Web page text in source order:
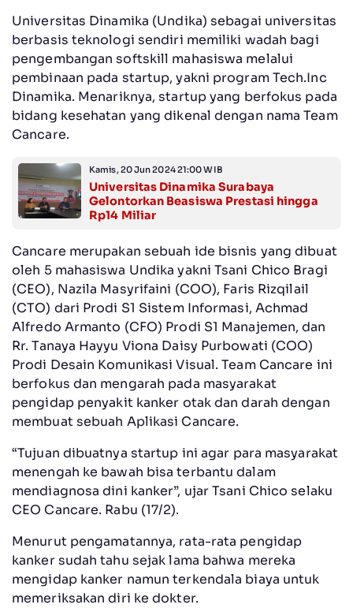
Universitas Dinamika (Undika) sebagai universitas
berbasis teknologi sendiri memiliki wadah bagi
pengembangan softskill mahasiswa melalui
pembinaan pada startup, yakni program Tech.Inc
Dinamika. Menariknya, startup yang berfokus pada
bidang kesehatan yang dikenal dengan nama Team
Cancare.
Kamis, 20 Jun 2024 21:00 WIB
Universitas Dinamika Surabaya
Gelontorkan Beasiswa Prestasi hingga
Rp14 Miliar
Cancare merupakan sebuah ide bisnis yang dibuat
oleh 5 mahasiswa Undika yakni Tsani Chico Bragi
(CEO), Nazila Masyrifaini (COO), Faris Rizqilail
(CTO) dari Prodi S1 Sistem Informasi, Achmad
Alfredo Armanto (CFO) Prodi S1 Manajemen, dan
Rr. Tanaya Hayyu Viona Daisy Purbowati (COO)
Prodi Desain Komunikasi Visual. Team Cancare ini
berfokus dan mengarah pada masyarakat
pengidap penyakit kanker otak dan darah dengan
membuat sebuah Aplikasi Cancare.
“Tujuan dibuatnya startup ini agar para masyarakat
menengah ke bawah bisa terbantu dalam
mendiagnosa dini kanker”, ujar Tsani Chico selaku
CEO Cancare. Rabu (17/2).
Menurut pengamatannya, rata-rata pengidap
kanker sudah tahu sejak lama bahwa mereka
mengidap kanker namun terkendala biaya untuk
memeriksakan diri ke dokter.